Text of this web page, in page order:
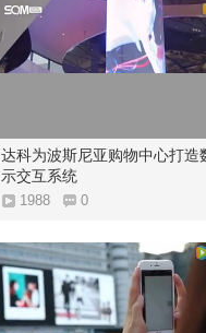
达科为波斯尼亚购物中心打造
示交互系统
1988 0